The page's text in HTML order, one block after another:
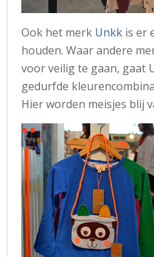
Ook het merk Unkk is er
houden. Waar andere
voor veilig te gaan, gaat
gedurfde
Hier worden meisjes blij